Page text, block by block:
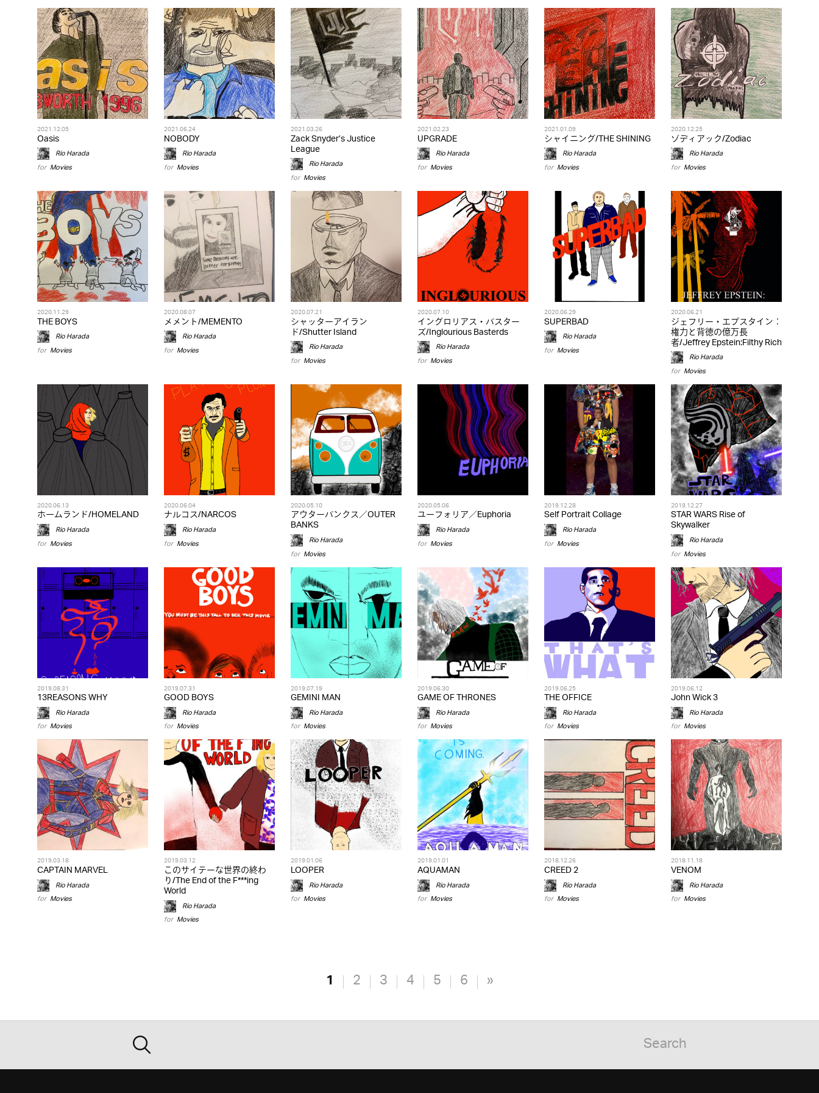
2021.12.05
Oasis
Rio Harada
for Movies
2021.06.24
NOBODY
Rio Harada
for Movies
2021.03.26
Zack Snyder’s Justice
League
Rio Harada
for Movies
2021.02.23
UPGRADE
Rio Harada
for Movies
2021.01.09
シャイニング/THE SHINING
Rio Harada
for Movies
2020.12.25
ゾディアック/Zodiac
Rio Harada
for Movies
2020.11.29
THE BOYS
Rio Harada
for Movies
2020.08.07
メメント/MEMENTO
Rio Harada
for Movies
2020.07.21
シャッターアイラン
ド/Shutter Island
Rio Harada
for Movies
2020.07.10
イングロリアス・バスター
ズ/Inglourious Basterds
Rio Harada
for Movies
2020.06.29
SUPERBAD
Rio Harada
for Movies
2020.06.21
ジェフリー・エプスタイン：
権力と背徳の億万長
者/Jeffrey Epstein:Filthy Rich
Rio Harada
for Movies
2020.06.13
ホームランド/HOMELAND
Rio Harada
for Movies
2020.06.04
ナルコス/NARCOS
Rio Harada
for Movies
2020.05.10
アウターバンクス／OUTER
BANKS
Rio Harada
for Movies
2020.05.06
ユーフォリア／Euphoria
Rio Harada
for Movies
2019.12.28
Self Portrait Collage
Rio Harada
for Movies
2019.12.27
STAR WARS Rise of
Skywalker
Rio Harada
for Movies
2019.08.31
13REASONS WHY
Rio Harada
for Movies
2019.07.31
GOOD BOYS
Rio Harada
for Movies
2019.07.19
GEMINI MAN
Rio Harada
for Movies
2019.06.30
GAME OF THRONES
Rio Harada
for Movies
2019.06.25
THE OFFICE
Rio Harada
for Movies
2019.06.12
John Wick 3
Rio Harada
for Movies
2019.03.18
CAPTAIN MARVEL
Rio Harada
for Movies
2019.03.12
このサイテーな世界の終わ
り/The End of the F***ing
World
Rio Harada
for Movies
2019.01.06
LOOPER
Rio Harada
for Movies
2019.01.01
AQUAMAN
Rio Harada
for Movies
2018.12.26
CREED 2
Rio Harada
for Movies
2018.11.18
VENOM
Rio Harada
for Movies
1 2 3 4 5 6 »